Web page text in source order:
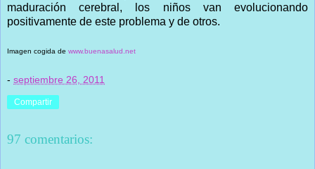
maduración cerebral, los niños van evolucionando
positivamente de este problema y de otros.
Imagen cogida de www.buenasalud.net
- septiembre 26, 2011
Compartir
97 comentarios: